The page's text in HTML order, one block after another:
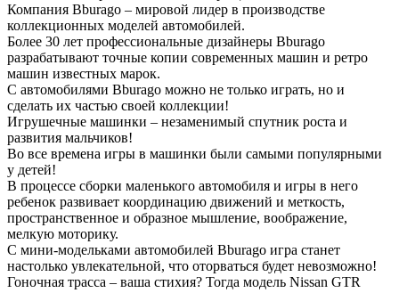
Компания Bburago – мировой лидер в производстве
коллекционных моделей автомобилей.
Более 30 лет профессиональные дизайнеры Bburago
разрабатывают точные копии современных машин и ретро
машин известных марок.
С автомобилями Bburago можно не только играть, но и
сделать их частью своей коллекции!
Игрушечные машинки – незаменимый спутник роста и
развития мальчиков!
Во все времена игры в машинки были самыми популярными
у детей!
В процессе сборки маленького автомобиля и игры в него
ребенок развивает координацию движений и меткость,
пространственное и образное мышление, воображение,
мелкую моторику.
С мини-модельками автомобилей Bburago игра станет
настолько увлекательной, что оторваться будет невозможно!
Гоночная трасса – ваша стихия? Тогда модель Nissan GTR